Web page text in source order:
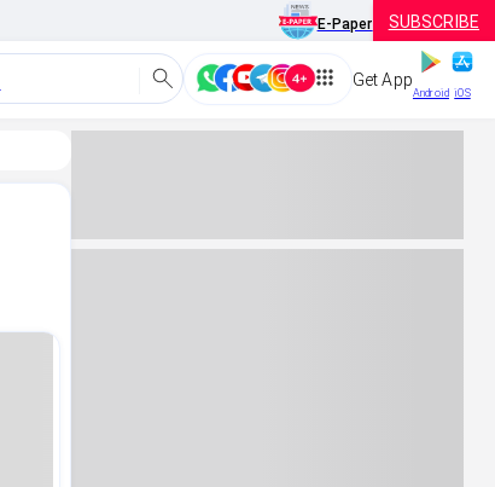
E-Paper SUBSCRIBE
Get App
Android iOS